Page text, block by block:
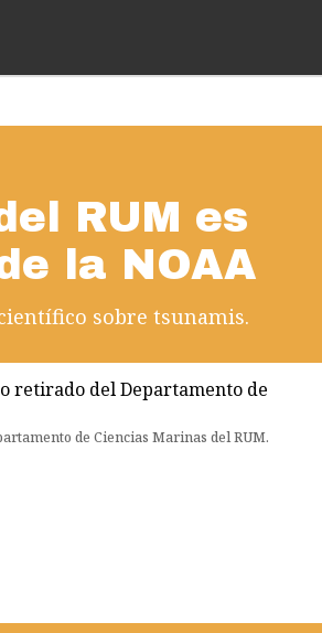
RUM es
la NOAA
sobre tsunamis.
de Ciencias Marinas del RUM.